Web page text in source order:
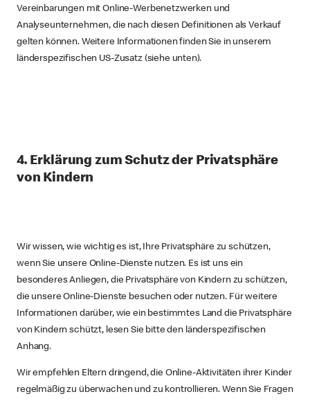
Vereinbarungen mit Online-Werbenetzwerken und
Analyseunternehmen, die nach diesen Definitionen als Verkauf
gelten können. Weitere Informationen finden Sie in unserem
länderspezifischen US-Zusatz (siehe unten).
4. Erklärung zum Schutz der Privatsphäre
von Kindern
Wir wissen, wie wichtig es ist, Ihre Privatsphäre zu schützen,
wenn Sie unsere Online-Dienste nutzen. Es ist uns ein
besonderes Anliegen, die Privatsphäre von Kindern zu schützen,
die unsere Online-Dienste besuchen oder nutzen. Für weitere
Informationen darüber, wie ein bestimmtes Land die Privatsphäre
von Kindern schützt, lesen Sie bitte den länderspezifischen
Anhang.
Wir empfehlen Eltern dringend, die Online-Aktivitäten ihrer Kinder
regelmäßig zu überwachen und zu kontrollieren. Wenn Sie Fragen